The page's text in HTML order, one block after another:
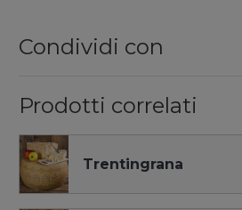
Condividi con
Prodotti correlati
Trentingrana